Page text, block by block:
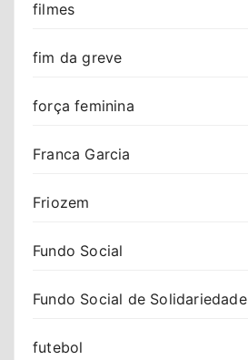
filmes
fim da greve
força feminina
Franca Garcia
Friozem
Fundo Social
Fundo Social de Solidariedade
futebol